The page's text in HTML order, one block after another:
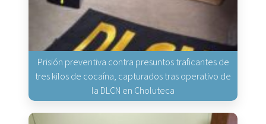
Prisión preventiva contra presuntos traficantes de
tres kilos de cocaína, capturados tras operativo de
la DLCN en Choluteca